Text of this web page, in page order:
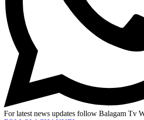
For latest news updates follow Balagam Tv